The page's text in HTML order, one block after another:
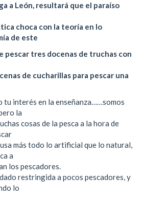
a León, resultará que el paraíso
choca con la teoría en lo
de este
pescar tres docenas de truchas con
de cucharillas para pescar una
tu interés en la enseñanza……somos
la
cosas de la pesca a la hora de
más todo lo artificial que lo natural,
a
los pescadores.
restringida a pocos pescadores, y
lo